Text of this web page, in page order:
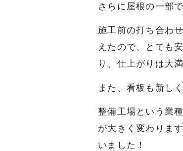
さらに屋根の一部
施工前の打ち合わ
えたので、とても
り、仕上がりは大
また、看板も新し
整備工場という業
が大きく変わりま
いました！